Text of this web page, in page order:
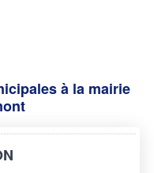
à la mairie